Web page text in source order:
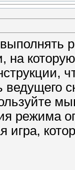
на
режима
игра,